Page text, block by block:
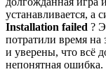
устанавливается, а
Installation failed ?
потратили время на
и уверены, что всё
непонятная ошибка.